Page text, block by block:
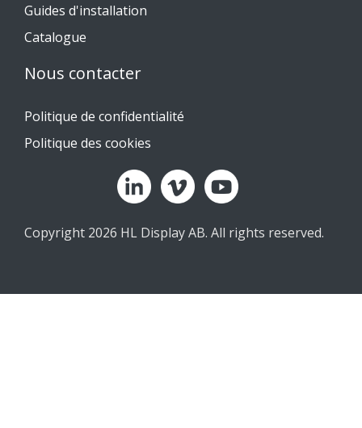
Guides d'installation
Catalogue
Nous contacter
Politique de confidentialité
Politique des cookies
Copyright 2026 HL Display AB. All rights reserved.